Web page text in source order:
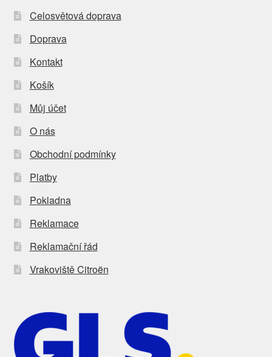
Celosvětová doprava
Doprava
Kontakt
Košík
Můj účet
O nás
Obchodní podmínky
Platby
Pokladna
Reklamace
Reklamační řád
Vrakoviště Citroën